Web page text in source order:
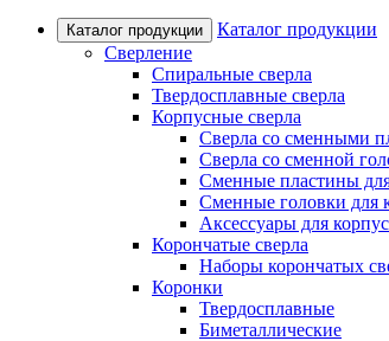
Каталог продукции
Каталог продукции
Сверление
Спиральные сверла
Твердосплавные сверла
Корпусные сверла
Сверла со сменными
Сверла со сменной
Сменные пластины
Сменные головки для
Аксессуары для
Корончатые сверла
Наборы корончатых
Коронки
Твердосплавные
Биметаллические